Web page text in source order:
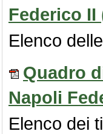
Federico II
Elenco
Quadro
Napoli
Elenco dei